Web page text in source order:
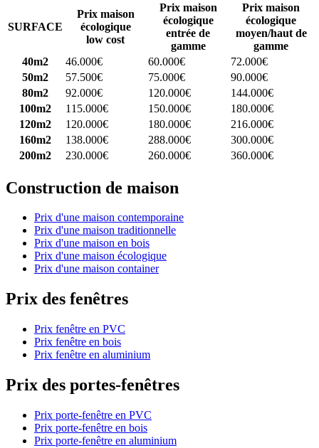
SURFACE
Prix maison
écologique
low cost
Prix maison
écologique
entrée de
gamme
Prix maison
écologique
moyen/haut de
gamme
40m2
46.000€ 60.000€
72.000€
50m2
57.500€ 75.000€
90.000€
80m2
92.000€ 120.000€
144.000€
100m2
115.000€ 150.000€
180.000€
120m2
120.000€ 180.000€
216.000€
160m2
138.000€ 288.000€
300.000€
200m2
230.000€ 260.000€ 360.000€
Construction de maison
Prix d'une maison contemporaine
Prix d'une maison traditionnelle
Prix d'une maison en bois
Prix d'une maison écologique
Prix d'une maison container
Prix des fenêtres
Prix fenêtre en PVC
Prix fenêtre en bois
Prix fenêtre en aluminium
Prix des portes-fenêtres
Prix porte-fenêtre en PVC
Prix porte-fenêtre en bois
Prix porte-fenêtre en aluminium